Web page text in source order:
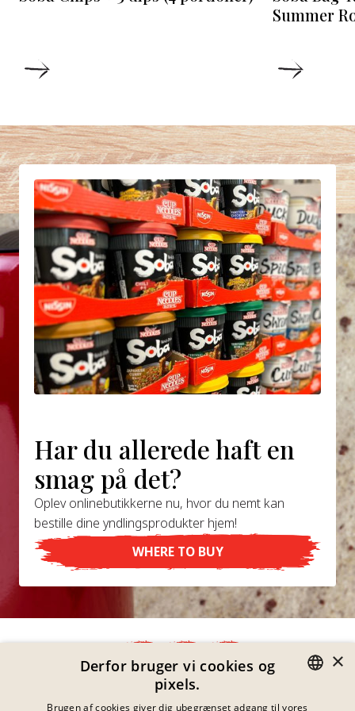
Summer
Har du allerede haft en
smag på det?
Oplev onlinebutikkerne nu, hvor du nemt kan
bestille dine yndlingsprodukter hjem!
WHERE TO BUY
Fortrolighedserklæring
GERMAN
×
Derfor bruger vi cookies og
pixels.
Brugen af cookies giver dig ubegrænset adgang til vores